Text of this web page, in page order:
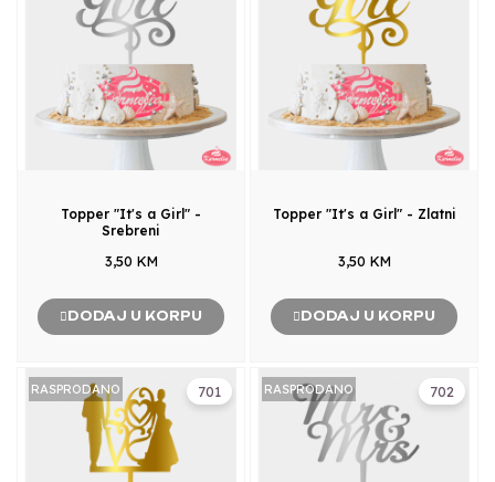
Topper "It's a Girl" -
Srebreni
3,50 KM
DODAJ U KORPU
Topper "It's a Girl" - Zlatni
3,50 KM
DODAJ U KORPU
701
RASPRODANO 702
RASPRODANO